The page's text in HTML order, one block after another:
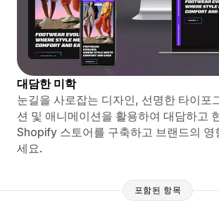
대담한 미학
눈길을 사로잡는 디자인, 선명한 타이포
션 및 애니메이션을 활용하여 대담하고
Shopify 스토어를 구축하고 브랜드의 영
세요.
포함된 항목